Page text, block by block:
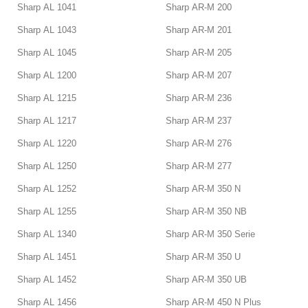
Sharp AL 1041
Sharp AL 1043
Sharp AL 1045
Sharp AL 1200
Sharp AL 1215
Sharp AL 1217
Sharp AL 1220
Sharp AL 1250
Sharp AL 1252
Sharp AL 1255
Sharp AL 1340
Sharp AL 1451
Sharp AL 1452
Sharp AL 1456
Sharp AR-M 200
Sharp AR-M 201
Sharp AR-M 205
Sharp AR-M 207
Sharp AR-M 236
Sharp AR-M 237
Sharp AR-M 276
Sharp AR-M 277
Sharp AR-M 350 N
Sharp AR-M 350 NB
Sharp AR-M 350 Serie
Sharp AR-M 350 U
Sharp AR-M 350 UB
Sharp AR-M 450 N Plus